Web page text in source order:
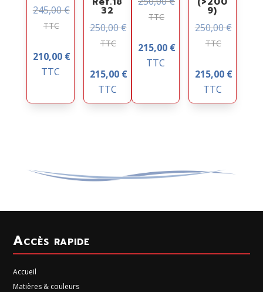
245,00€
TTC
210,00 €
TTC
32
250,00€
TTC
215,00 €
TTC
TTC
215,00 €
TTC
9)
250,00€
TTC
215,00 €
TTC
Accès rapide
Accueil
Matières & couleurs